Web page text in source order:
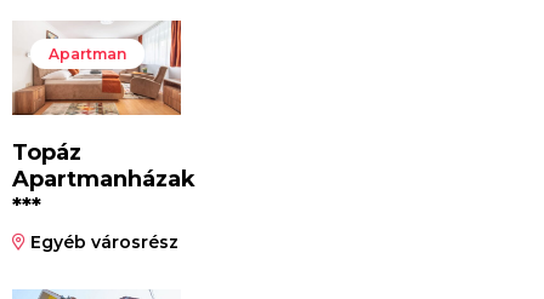
Apartman
Topáz
Apartmanházak
***
Egyéb városrész